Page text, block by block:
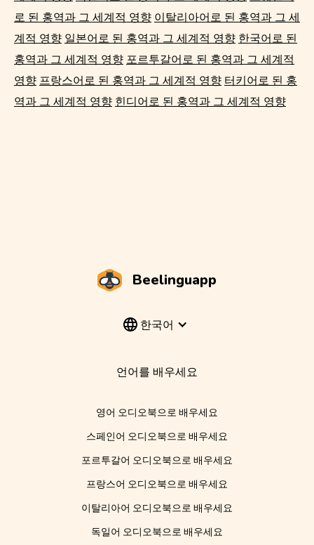
로 된 홍역과 그 세계적 영향 이탈리아어로 된 홍역과 그 세
계적 영향 일본어로 된 홍역과 그 세계적 영향 한국어로 된
홍역과 그 세계적 영향 포르투갈어로 된 홍역과 그 세계적
영향 프랑스어로 된 홍역과 그 세계적 영향 터키어로 된 홍
역과 그 세계적 영향 힌디어로 된 홍역과 그 세계적 영향
Beelinguapp
한국어
언어를 배우세요
영어 오디오북으로 배우세요
스페인어 오디오북으로 배우세요
포르투갈어 오디오북으로 배우세요
프랑스어 오디오북으로 배우세요
이탈리아어 오디오북으로 배우세요
독일어 오디오북으로 배우세요